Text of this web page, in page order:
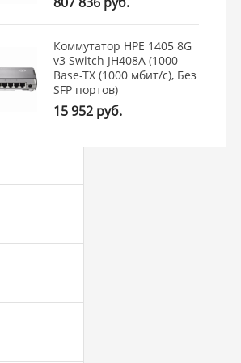
Коммутатор HPE 1405 8G
v3 Switch JH408A (1000
Base-TX (1000 мбит/с), Без
SFP портов)
15 952 руб.